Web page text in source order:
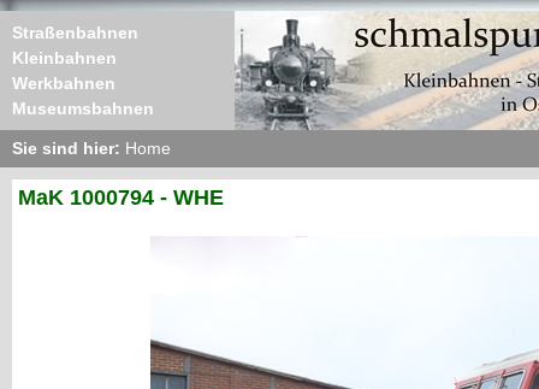
Straßenbahnen
Kleinbahnen
Werkbahnen
Museumsbahnen
Sie sind hier: Home
MaK 1000794 - WHE